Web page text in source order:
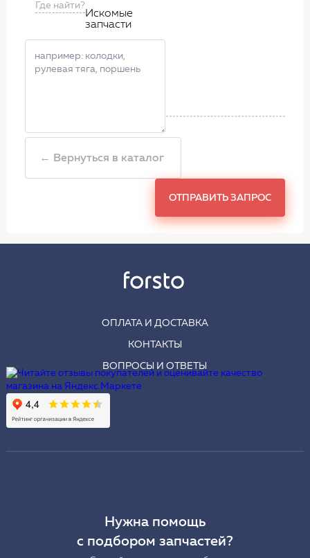
Где найти?
Искомые
запчасти
← Вернуться в каталог
ОТПРАВИТЬ ЗАПРОС
ОПЛАТА И ДОСТАВКА
КОНТАКТЫ
ВОПРОСЫ И ОТВЕТЫ
Нужна помощь
с подбором запчастей?